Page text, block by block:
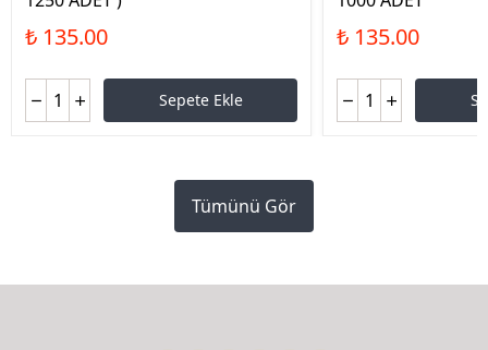
₺ 135.00
Sepete Ekle
₺ 135.00
Tümünü Gör